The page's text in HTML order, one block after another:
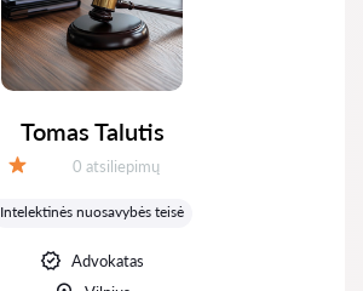
Tomas Talutis
Atsiliepimų:
0 atsiliepimų
Intelektinės nuosavybės teisė
Advokatas